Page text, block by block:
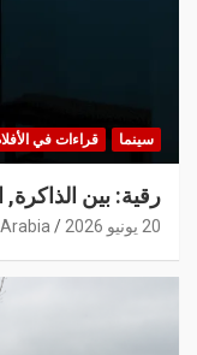
سينما قراءات في
رقية: بين
20 يونيو 2026